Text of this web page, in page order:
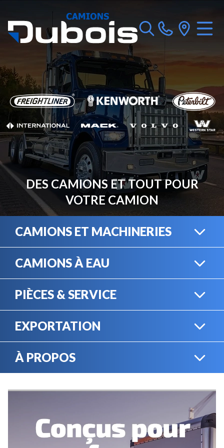
DES CAMIONS ET TOUT POUR
VOTRE CAMION
CAMIONS ET MACHINERIES
ÉQUIPEMENT
CAMIONS À EAU
PIÈCES & SERVICE
SERVICE MÉCANIQUE
EXPORTATION
À PROPOS